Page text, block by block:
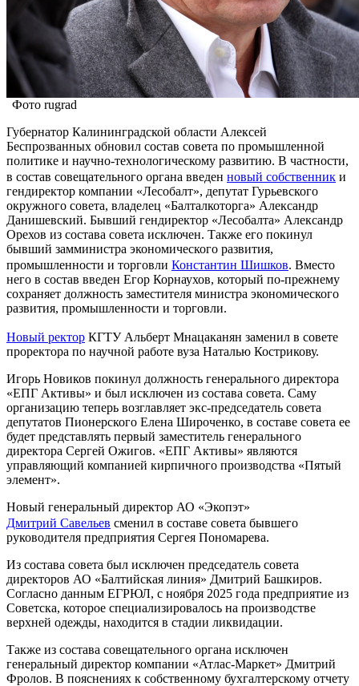
Фото rugrad
Губернатор Калининградской области Алексей
Беспрозванных обновил состав совета по промышленной
политике и научно-технологическому развитию. В частности,
в состав совещательного органа введен новый собственник и
гендиректор компании «Лесобалт», депутат Гурьевского
окружного совета, владелец «Балталкоторга» Александр
Данишевский. Бывший гендиректор «Лесобалта» Александр
Орехов из состава совета исключен. Также его покинул
бывший замминистра экономического развития,
промышленности и торговли Константин Шишков. Вместо
него в состав введен Егор Корнаухов, который по-прежнему
сохраняет должность заместителя министра экономического
развития, промышленности и торговли.
Новый ректор КГТУ Альберт Мнацаканян заменил в совете
проректора по научной работе вуза Наталью Кострикову.
Игорь Новиков покинул должность генерального директора
«ЕПГ Активы» и был исключен из состава совета. Саму
организацию теперь возглавляет экс-председатель совета
депутатов Пионерского Елена Широченко, в составе совета ее
будет представлять первый заместитель генерального
директора Сергей Ожигов. «ЕПГ Активы» являются
управляющий компанией кирпичного производства «Пятый
элемент».
Новый генеральный директор АО «Экопэт»
Дмитрий Савельев сменил в составе совета бывшего
руководителя предприятия Сергея Пономарева.
Из состава совета был исключен председатель совета
директоров АО «Балтийская линия» Дмитрий Башкиров.
Согласно данным ЕГРЮЛ, с ноября 2025 года предприятие из
Советска, которое специализировалось на производстве
верхней одежды, находится в стадии ликвидации.
Также из состава совещательного органа исключен
генеральный директор компании «Атлас-Маркет» Дмитрий
Фролов. В пояснениях к собственному бухгалтерскому отчету